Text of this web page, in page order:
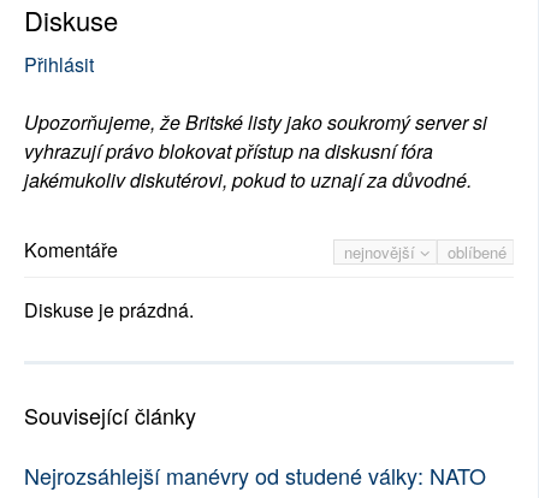
Diskuse
Přihlásit
Upozorňujeme, že Britské listy jako soukromý server si
vyhrazují právo blokovat přístup na diskusní fóra
jakémukoliv diskutérovi, pokud to uznají za důvodné.
nejnovější oblíbené
Komentáře
Diskuse je prázdná.
Související články
Nejrozsáhlejší manévry od studené války: NATO